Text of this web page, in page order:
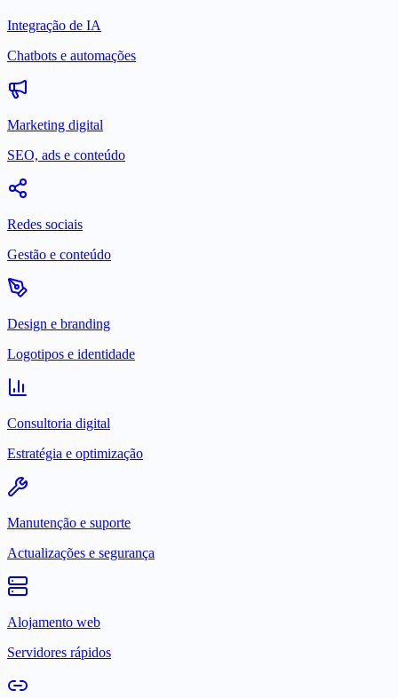
Integração de IA
Chatbots e automações
Marketing digital
SEO, ads e conteúdo
Redes sociais
Gestão e conteúdo
Design e branding
Logotipos e identidade
Consultoria digital
Estratégia e optimização
Manutenção e suporte
Actualizações e segurança
Alojamento web
Servidores rápidos